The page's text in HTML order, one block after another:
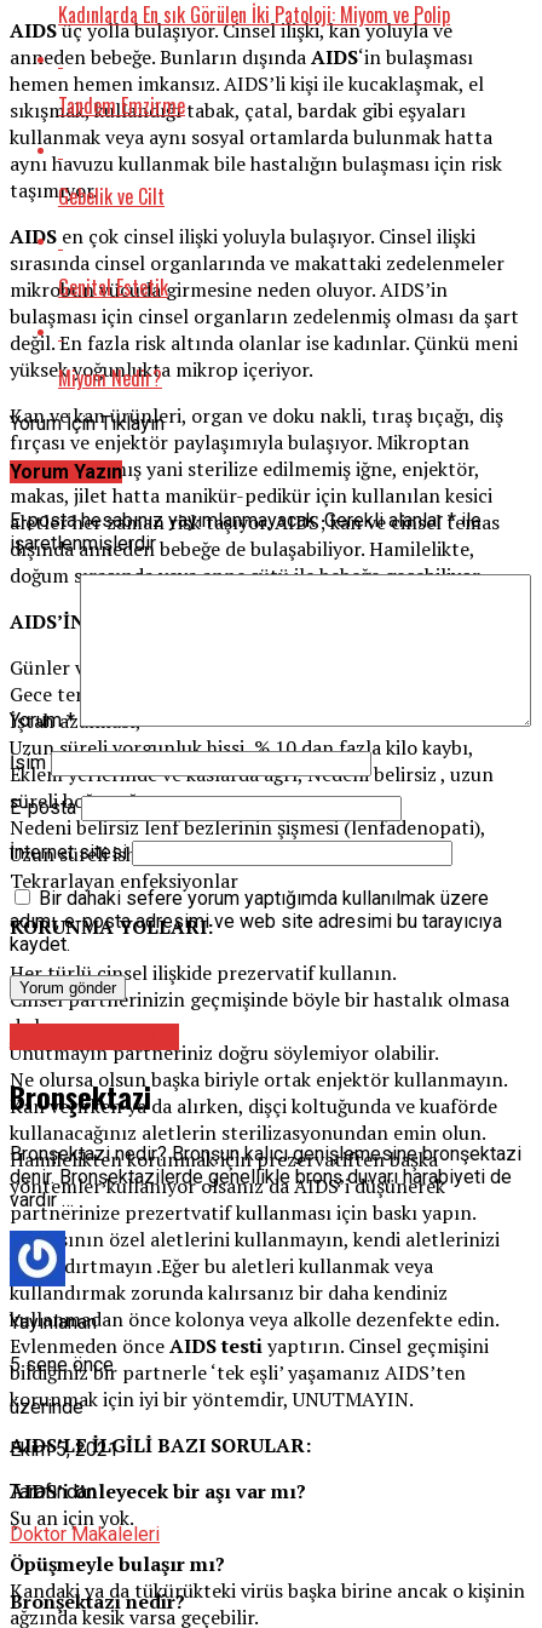
AIDSüç yolla bulaşıyor. Cinsel ilişki, kan yoluyla ve
anneden bebeğe. Bunların dışındaAIDS‘in bulaşması
hemen hemen imkansız. AIDS’li kişi ile kucaklaşmak, el
sıkışmak, kullandığı tabak, çatal, bardak gibi eşyaları
kullanmak veya aynı sosyal ortamlarda bulunmak hatta
aynı havuzu kullanmak bile hastalığın bulaşması için risk
taşımıyor.
AIDS en çok cinsel ilişki yoluyla bulaşıyor. Cinsel ilişki
sırasında cinsel organlarında ve makattaki zedelenmeler
mikrobun vücuda girmesine neden oluyor. AIDS’in
bulaşması için cinsel organların zedelenmiş olması da şart
değil. En fazla risk altında olanlar ise kadınlar. Çünkü meni
yüksek yoğunlukta mikrop içeriyor.
Kan ve kan ürünleri, organ ve doku nakli, tıraş bıçağı, diş
fırçası ve enjektör paylaşımıyla bulaşıyor. Mikroptan
arındırılmamış yani sterilize edilmemiş iğne, enjektör,
makas, jilet hatta manikür-pedikür için kullanılan kesici
aletler her zaman risk taşıyor. AIDS; kan ve cinsel temas
dışında anneden bebeğe de bulaşabiliyor. Hamilelikte,
doğum sırasında veya anne sütü ile bebeğe geçebiliyor.
AIDS’İN BELİRTİLERİ
Günler veya aylar süren ateş,
Gece terlemesi,
İştah azalması,
Uzun süreli yorgunluk hissi, % 10 dan fazla kilo kaybı,
Eklem yerlerinde ve kaslarda ağrı, Nedeni belirsiz , uzun
süreli boğaz ağrısı,
Nedeni belirsiz lenf bezlerinin şişmesi (lenfadenopati),
Uzun süreli ishal,
Tekrarlayan enfeksiyonlar
KORUNMA YOLLARI:
Her türlü cinsel ilişkide prezervatif kullanın.
Cinsel partnerinizin geçmişinde böyle bir hastalık olmasa
da korunun.
Unutmayın partneriniz doğru söylemiyor olabilir.
Ne olursa olsun başka biriyle ortak enjektör kullanmayın.
Kan verirken ya da alırken, dişçi koltuğunda ve kuaförde
kullanacağınız aletlerin sterilizasyonundan emin olun.
Hamilelikten korunmak için prezervatiften başka
yöntemler kullanıyor olsanız da AIDS’i düşünerek
partnerinize prezertvatif kullanması için baskı yapın.
Başkasının özel aletlerini kullanmayın, kendi aletlerinizi
kullandırtmayın .Eğer bu aletleri kullanmak veya
kullandırmak zorunda kalırsanız bir daha kendiniz
kullanmadan önce kolonya veya alkolle dezenfekte edin.
Evlenmeden önceAIDS testiyaptırın. Cinsel geçmişini
bildiğiniz bir partnerle ‘tek eşli’ yaşamanız AIDS’ten
korunmak için iyi bir yöntemdir, UNUTMAYIN.
AIDS’LE İLGİLİ BAZI SORULAR:
AIDS’i önleyecek bir aşı var mı?
Şu an için yok.
Öpüşmeyle bulaşır mı?
Kandaki ya da tükürükteki virüs başka birine ancak o kişinin
ağzında kesik varsa geçebilir.
Kadınlarda En sık Görülen İki Patoloji: Miyom ve Polip
Tandem Emzirme
Gebelik ve Cilt
Genital Estetik
Miyom Nedir?
Yorum İçin Tıklayın
Yorum Yazın
E-posta hesabınız yayımlanmayacak. Gerekli alanlar*ile
işaretlenmişlerdir
Yorum*
İsim
E-posta
İnternet sitesi
Bir dahaki sefere yorum yaptığımda kullanılmak üzere
adımı, e-posta adresimi ve web site adresimi bu tarayıcıya
kaydet.
Bronşektazi
Bronşektazi nedir? Bronşun kalıcı genişlemesine bronşektazi
denir. Bronşektazilerde genellikle bronş duvarı harabiyeti de
vardır …
Yayınlanan
5 sene önce
üzerinde
Ekim 5, 2021
Tarafından
Doktor Makaleleri
Bronşektazi nedir?